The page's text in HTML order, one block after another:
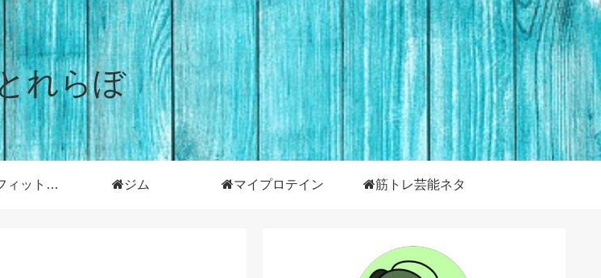
れらぼ
トネス ジム マイプロテイン 筋トレ芸能ネタ